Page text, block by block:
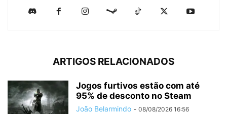
ARTIGOS RELACIONADOS
Jogos furtivos estão com até
95% de desconto no Steam
João Belarmindo - 08/08/2026 16:56